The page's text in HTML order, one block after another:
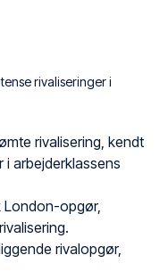
rivaliseringer i
rivalisering, kendt
i arbejderklassens
London-opgør,
rivalopgør,